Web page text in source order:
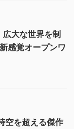
広大な世界を制
感覚オープンワ
空を超える傑作